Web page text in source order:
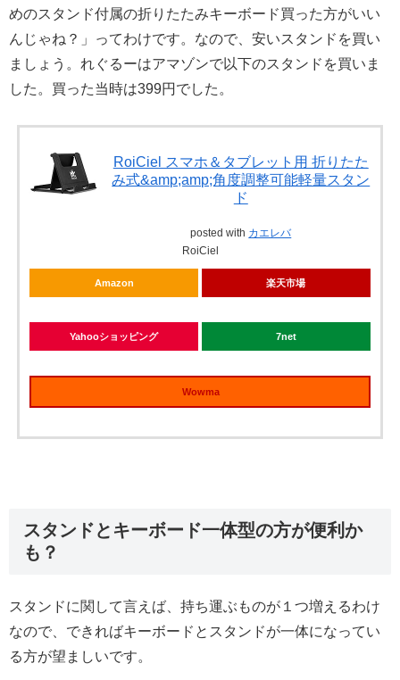
めのスタンド付属の折りたたみキーボード買った方がいい
んじゃね？」ってわけです。なので、安いスタンドを買い
ましょう。れぐるーはアマゾンで以下のスタンドを買いま
した。買った当時は399円でした。
RoiCiel スマホ＆タブレット用 折りたた
み式&amp;amp;角度調整可能軽量スタン
ド
posted with カエレバ
RoiCiel
Amazon 楽天市場
Yahooショッピング 7net
Wowma
スタンドとキーボード一体型の方が便利か
も？
スタンドに関して言えば、持ち運ぶものが１つ増えるわけ
なので、できればキーボードとスタンドが一体になってい
る方が望ましいです。